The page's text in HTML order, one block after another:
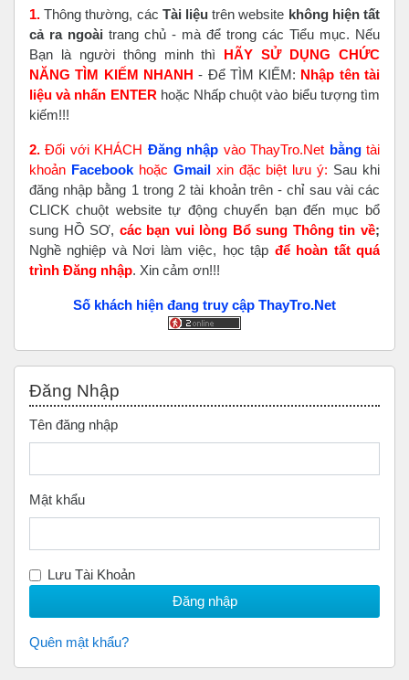
1. Thông thường, các Tài liệu trên website không hiện tất
cả ra ngoài trang chủ - mà để trong các Tiểu mục. Nếu
Bạn là người thông minh thì HÃY SỬ DỤNG CHỨC
NĂNG TÌM KIẾM NHANH - Để TÌM KIẾM: Nhập tên tài
liệu và nhấn ENTER hoặc Nhấp chuột vào biểu tượng tìm
kiếm!!!
2. Đối với KHÁCH Đăng nhập vào ThayTro.Net bằngtài
khoản Facebook hoặc Gmailxin đặc biệt lưu ý: Sau khi
đăng nhập bằng 1 trong 2 tài khoản trên - chỉ sau vài các
CLICK chuột website tự động chuyển bạn đến mục bổ
sung HỒ SƠ, các bạn vui lòng Bổ sung Thông tin về;
Nghề nghiệp và Nơi làm việc, học tập để hoàn tấtquá
trình Đăng nhập. Xin cảm ơn!!!
Số khách hiện đang truy cập ThayTro.Net
Đăng Nhập
Tên đăng nhập
Mật khẩu
Lưu Tài Khoản
Quên mật khẩu?